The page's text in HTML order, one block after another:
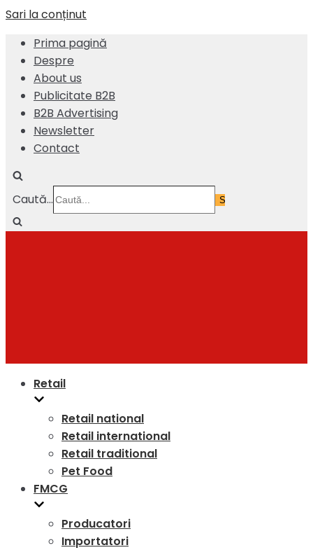
Sari la conținut
Prima pagină
Despre
About us
Publicitate B2B
B2B Advertising
Newsletter
Contact
Caută...
Retail
Retail national
Retail international
Retail traditional
Pet Food
FMCG
Producatori
Importatori